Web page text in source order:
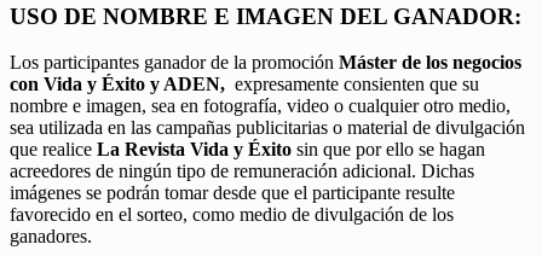
USO DE NOMBRE E IMAGEN DEL GANADOR:
Los participantes ganador de la promoción Máster de los negocios
con Vida y Éxito y ADEN, expresamente consienten que su
nombre e imagen, sea en fotografía, video o cualquier otro medio,
sea utilizada en las campañas publicitarias o material de divulgación
que realice La Revista Vida y Éxito sin que por ello se hagan
acreedores de ningún tipo de remuneración adicional. Dichas
imágenes se podrán tomar desde que el participante resulte
favorecido en el sorteo, como medio de divulgación de los
ganadores.